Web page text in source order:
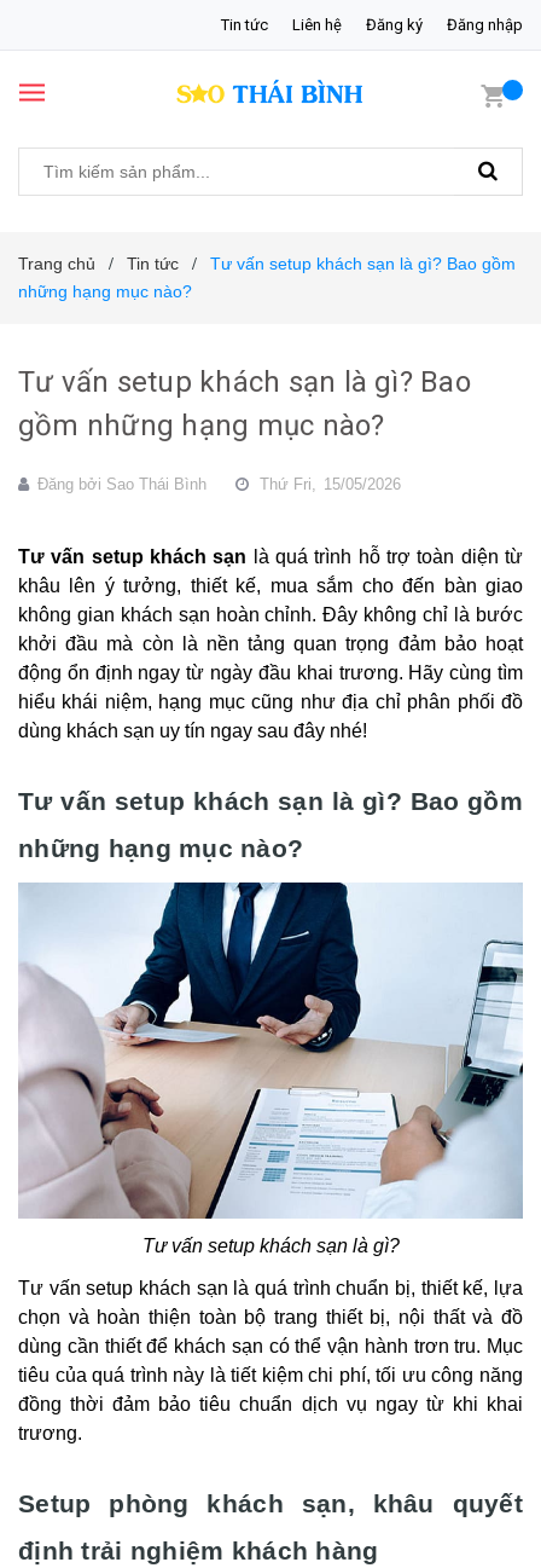
Tin tức Liên hệ Đăng ký Đăng nhập
Trang chủ / Tin tức /
Tư vấn setup khách sạn là gì? Bao gồm
những hạng mục nào?
Tư vấn setup khách sạn là gì? Bao
gồm những hạng mục nào?
Đăng bởi Sao Thái Bình Thứ Fri, 15/05/2026
Tư vấn setup khách sạn là quá trình hỗ trợ toàn diện từ
khâu lên ý tưởng, thiết kế, mua sắm cho đến bàn giao
không gian khách sạn hoàn chỉnh. Đây không chỉ là bước
khởi đầu mà còn là nền tảng quan trọng đảm bảo hoạt
động ổn định ngay từ ngày đầu khai trương. Hãy cùng tìm
hiểu khái niệm, hạng mục cũng như địa chỉ phân phối đồ
dùng khách sạn uy tín ngay sau đây nhé!
Tư vấn setup khách sạn là gì? Bao gồm
những hạng mục nào?
Tư vấn setup khách sạn là gì?
Tư vấn setup khách sạn là quá trình chuẩn bị, thiết kế, lựa
chọn và hoàn thiện toàn bộ trang thiết bị, nội thất và đồ
dùng cần thiết để khách sạn có thể vận hành trơn tru. Mục
tiêu của quá trình này là tiết kiệm chi phí, tối ưu công năng
đồng thời đảm bảo tiêu chuẩn dịch vụ ngay từ khi khai
trương.
Setup phòng khách sạn, khâu quyết
định trải nghiệm khách hàng